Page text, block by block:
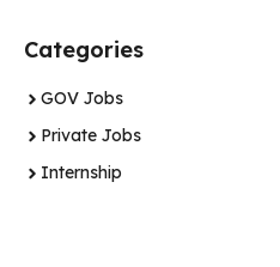
Categories
GOV Jobs
Private Jobs
Internship